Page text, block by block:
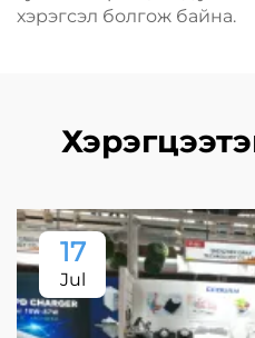
хэрэгсэл болгож байна.
17
Jul